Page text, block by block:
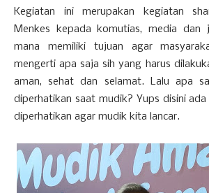
Kegiatan ini merupakan kegiatan
Menkes kepada komutias, media dan
mana memiliki tujuan agar
mengerti apa saja sih yang harus
aman, sehat dan selamat. Lalu apa
diperhatikan saat mudik? Yups disini ada
diperhatikan agar mudik kita lancar.